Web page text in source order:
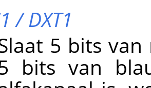
/ DXT1
5 bits
bits van